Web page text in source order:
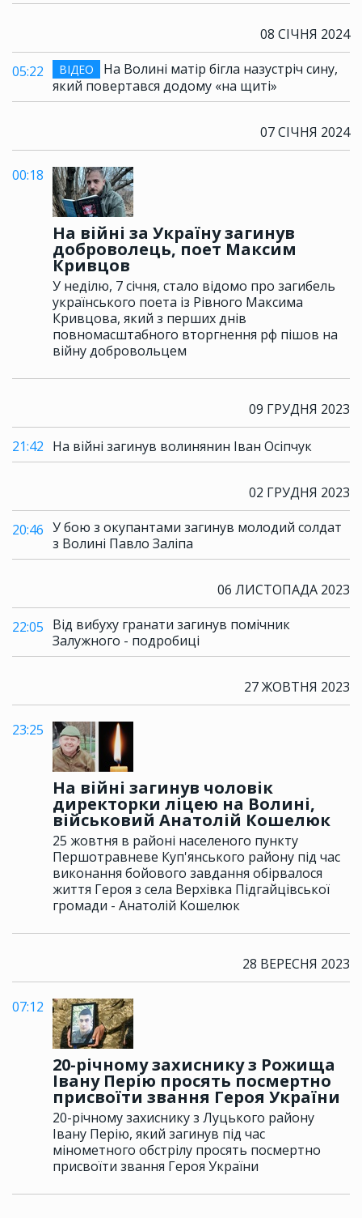
08 СІЧНЯ 2024
05:22 ВІДЕО
На Волині матір бігла назустріч сину,
який повертався додому «на щиті»
07 СІЧНЯ 2024
00:18
На війні за Україну загинув
доброволець, поет Максим
Кривцов
У неділю, 7 січня, стало відомо про загибель
українського поета із Рівного Максима
Кривцова, який з перших днів
повномасштабного вторгнення рф пішов на
війну добровольцем
09 ГРУДНЯ 2023
21:42 На війні загинув волинянин Іван Осіпчук
02 ГРУДНЯ 2023
20:46 У бою з окупантами загинув молодий солдат
з Волині Павло Заліпа
06 ЛИСТОПАДА 2023
22:05 Від вибуху гранати загинув помічник
Залужного - подробиці
27 ЖОВТНЯ 2023
23:25
На війні загинув чоловік
директорки ліцею на Волині,
військовий Анатолій Кошелюк
25 жовтня в районі населеного пункту
Першотравневе Куп'янського району під час
виконання бойового завдання обірвалося
життя Героя з села Верхівка Підгайцівської
громади - Анатолій Кошелюк
28 ВЕРЕСНЯ 2023
07:12
20-річному захиснику з Рожища
Івану Перію просять посмертно
присвоїти звання Героя України
20-річному захиснику з Луцького району
Івану Перію, який загинув під час
мінометного обстрілу просять посмертно
присвоїти звання Героя України